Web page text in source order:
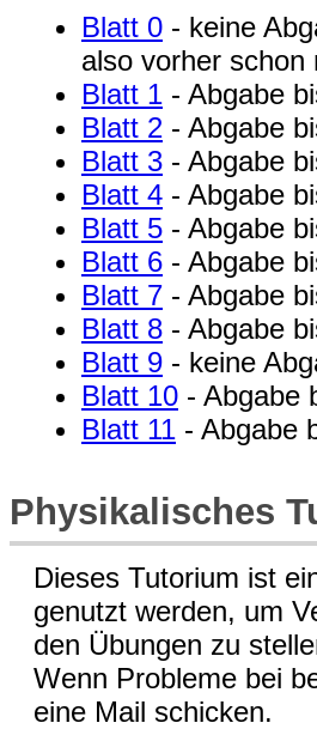
Blatt 0 - keine
also vorher schon
Blatt 1 - Abgabe
Blatt 2 - Abgabe
Blatt 3 - Abgabe
Blatt 4 - Abgabe
Blatt 5 - Abgabe
Blatt 6 - Abgabe
Blatt 7 - Abgabe
Blatt 8 - Abgabe
Blatt 9 - keine
Blatt 10 - Abgabe
Blatt 11 - Abgabe
Physikalisches
Dieses Tutorium ist
genutzt werden, um
den Übungen zu
Wenn Probleme bei
eine Mail schicken.